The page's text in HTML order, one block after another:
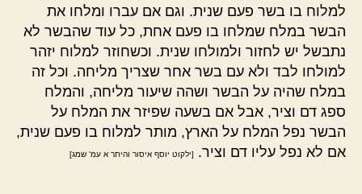
למלוח בו בשר פעם שנית. וגם אם עברו ומלחו את
הבשר במלח שמלחו בו פעם אחת, כל עוד שהבשר לא
נתבשל יש לחזור ולמולחו שנית. וכשחוזר למלוח יזהר
למולחו לבד ולא עם בשר אחר שצריך מליחה. וכל זה
במלח שהיה על הבשר ושהה שיעור מליחה, והמלח
ספג דם וציר, אבל אם בשעה שפיזר את המלח על
הבשר נפל המלח על הארץ, מותר למלוח בו פעם שנית,
אם לא נפל עליו דם וציר.
[ילקוט יוסף איסור והיתר א עמ' שמג]